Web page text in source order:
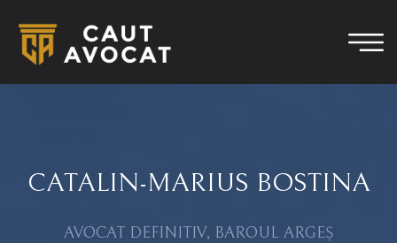
CATALIN-MARIUS BOSTINA
AVOCAT DEFINITIV, BAROUL ARGEȘ